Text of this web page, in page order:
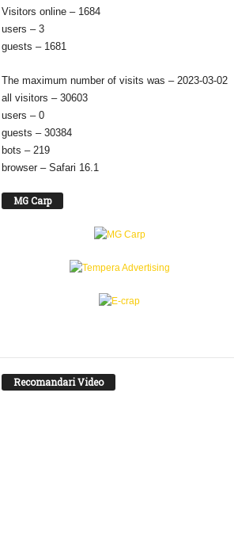
Visitors online – 1684
users – 3
guests – 1681
The maximum number of visits was – 2023-03-02
all visitors – 30603
users – 0
guests – 30384
bots – 219
browser – Safari 16.1
MG Carp
Recomandari Video